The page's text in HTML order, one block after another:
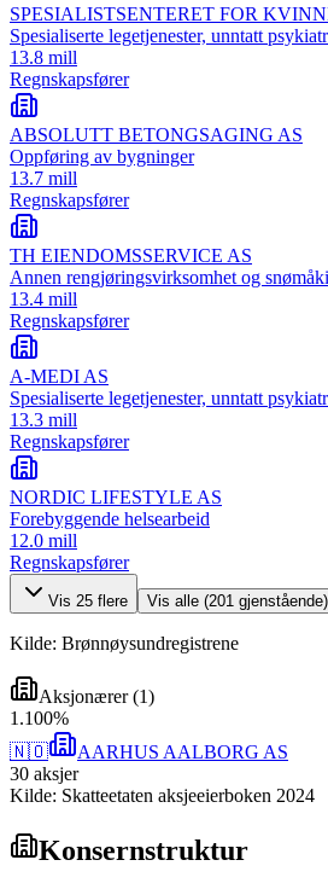
SPESIALISTSENTERET FOR
Spesialiserte legetjenester, unntatt
13.8 mill
Regnskapsfører
ABSOLUTT BETONGSAGING AS
Oppføring av bygninger
13.7 mill
Regnskapsfører
TH EIENDOMSSERVICE AS
Annen rengjøringsvirksomhet og
13.4 mill
Regnskapsfører
A-MEDI AS
Spesialiserte legetjenester, unntatt
13.3 mill
Regnskapsfører
NORDIC LIFESTYLE AS
Forebyggende helsearbeid
12.0 mill
Regnskapsfører
Vis 25 flere Vis alle (201 gjenstående)
Kilde: Brønnøysundregistrene
Aksjonærer(1)
1 .100%
🇳🇴
AARHUS AALBORG AS
30 aksjer
Kilde: Skatteetaten aksjeeierboken 2024
Konsernstruktur